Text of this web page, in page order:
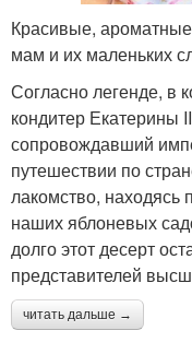
Красивые,
мам и их маленьких
Согласно легенде, в
кондитер
сопровождавший
путешествии по
лакомство, находясь
наших яблоневых
долго этот десерт
представителей
читать дальше →